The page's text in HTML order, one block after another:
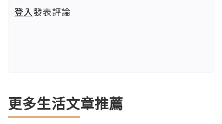
登入發表評論
更多生活文章推薦